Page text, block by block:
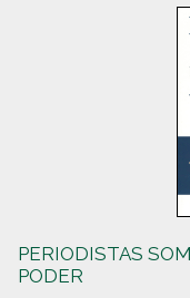
PERIODISTAS
PODER